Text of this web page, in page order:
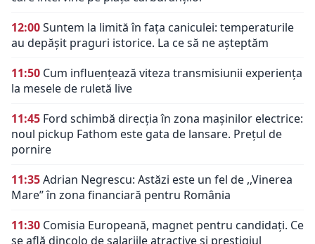
12:00Suntem la limită în fața caniculei: temperaturile
au depășit praguri istorice. La ce să ne așteptăm
11:50 Cum influențează viteza transmisiunii experiența
la mesele de ruletă live
11:45 Ford schimbă direcția în zona mașinilor electrice:
noul pickup Fathom este gata de lansare. Prețul de
pornire
11:35Adrian Negrescu: Astăzi este un fel de ,,Vinerea
Mare’’ în zona financiară pentru România
11:30 Comisia Europeană, magnet pentru candidați. Ce
se află dincolo de salariile atractive și prestigiul